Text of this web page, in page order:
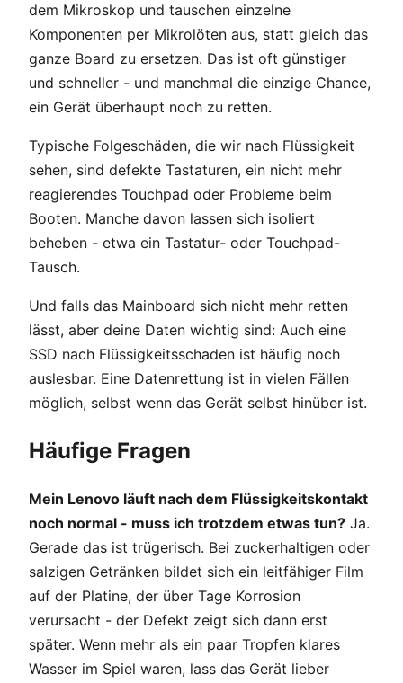
dem Mikroskop und tauschen einzelne
Komponenten per Mikrolöten aus, statt gleich das
ganze Board zu ersetzen. Das ist oft günstiger
und schneller - und manchmal die einzige Chance,
ein Gerät überhaupt noch zu retten.
Typische Folgeschäden, die wir nach Flüssigkeit
sehen, sind defekte Tastaturen, ein nicht mehr
reagierendes Touchpad oder Probleme beim
Booten. Manche davon lassen sich isoliert
beheben - etwa ein Tastatur- oder Touchpad-
Tausch.
Und falls das Mainboard sich nicht mehr retten
lässt, aber deine Daten wichtig sind: Auch eine
SSD nach Flüssigkeitsschaden ist häufig noch
auslesbar. Eine Datenrettung ist in vielen Fällen
möglich, selbst wenn das Gerät selbst hinüber ist.
Häufige Fragen
Mein Lenovo läuft nach dem Flüssigkeitskontakt
noch normal - muss ich trotzdem etwas tun? Ja.
Gerade das ist trügerisch. Bei zuckerhaltigen oder
salzigen Getränken bildet sich ein leitfähiger Film
auf der Platine, der über Tage Korrosion
verursacht - der Defekt zeigt sich dann erst
später. Wenn mehr als ein paar Tropfen klares
Wasser im Spiel waren, lass das Gerät lieber